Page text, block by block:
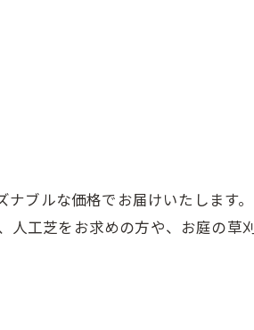
ブルな価格でお届けいたします
人工芝をお求めの方や、お庭の草